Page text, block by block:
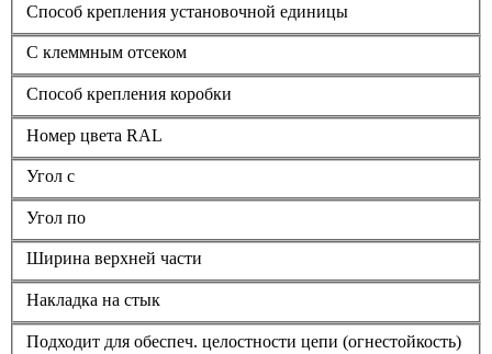
Способ крепления установочной единицы
С клеммным отсеком
Способ крепления коробки
Номер цвета RAL
Угол с
Угол по
Ширина верхней части
Накладка на стык
Подходит для обеспеч. целостности цепи (огнестойкость)